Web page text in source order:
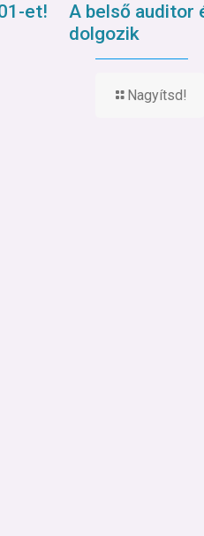
et!
A belső auditor
dolgozik
Nagyítsd!